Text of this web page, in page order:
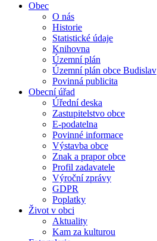
Obec
O nás
Historie
Statistické údaje
Knihovna
Územní plán
Územní plán obce Budislav
Povinná publicita
Obecní úřad
Úřední deska
Zastupitelstvo obce
E-podatelna
Povinné informace
Výstavba obce
Znak a prapor obce
Profil zadavatele
Výroční zprávy
GDPR
Poplatky
Život v obci
Aktuality
Kam za kulturou